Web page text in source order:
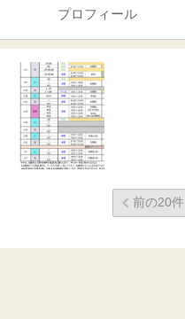
プロフィール
>
前の20件